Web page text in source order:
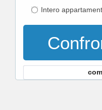
Intero